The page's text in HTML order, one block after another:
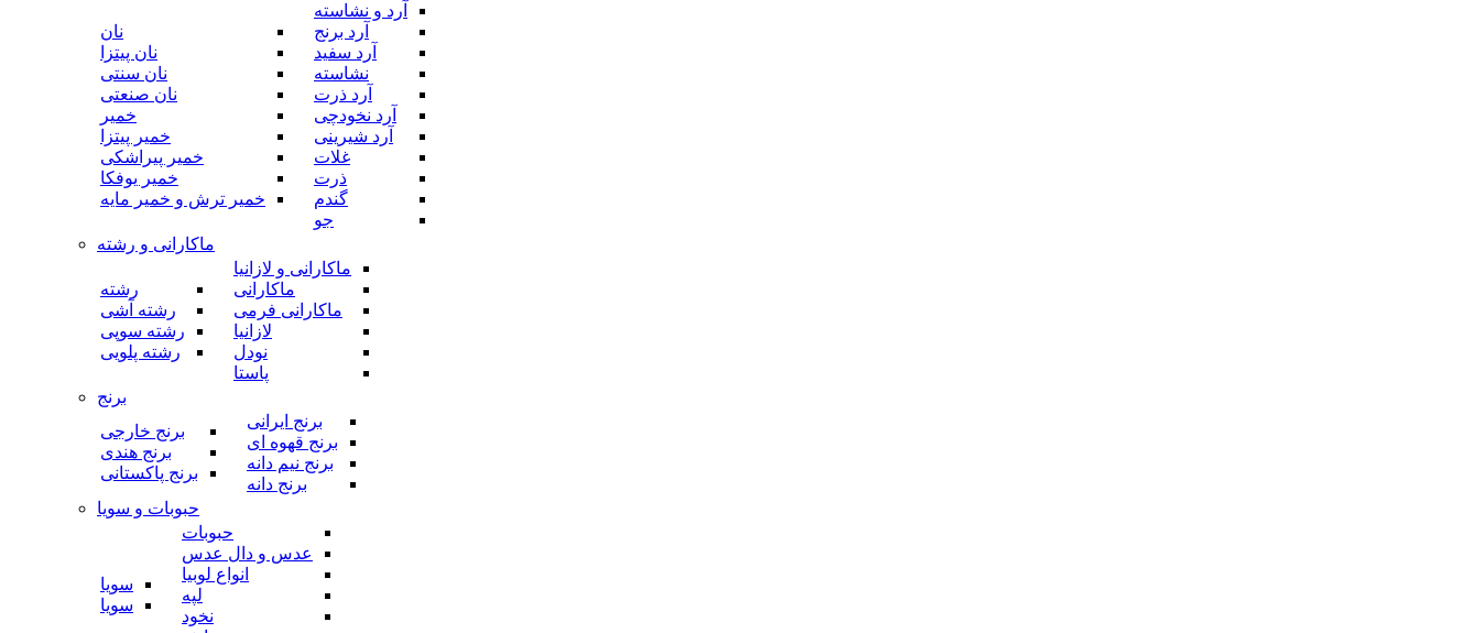
آرد و نشاسته
آرد برنج
آرد سفید
نشاسته
آرد ذرت
آرد نخودچی
آرد شیرینی
غلات
ذرت
گندم
جو
نان
نان پیتزا
نان سنتی
نان صنعتی
خمیر
خمیر پیتزا
خمیر پیراشکی
خمیر یوفکا
خمیر ترش و خمیر مایه
ماکارانی و رشته
ماکارانی و لازانیا
ماکارانی
ماکارانی فرمی
لازانیا
نودل
پاستا
رشته
رشته آشی
رشته سوپی
رشته پلویی
برنج
برنج ایرانی
برنج قهوه ای
برنج نیم دانه
برنج دانه
برنج خارجی
برنج هندی
برنج پاکستانی
حبوبات و سویا
حبوبات
عدس و دال عدس
انواع لوبیا
لپه
نخود
سویا
سویا